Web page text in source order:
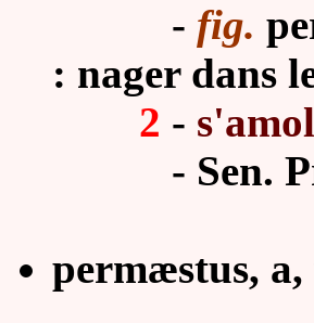
- fig.
: nager dans
2 -
- Sen.
permæstus,